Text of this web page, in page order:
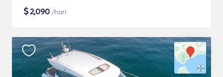
$2,090 /hari